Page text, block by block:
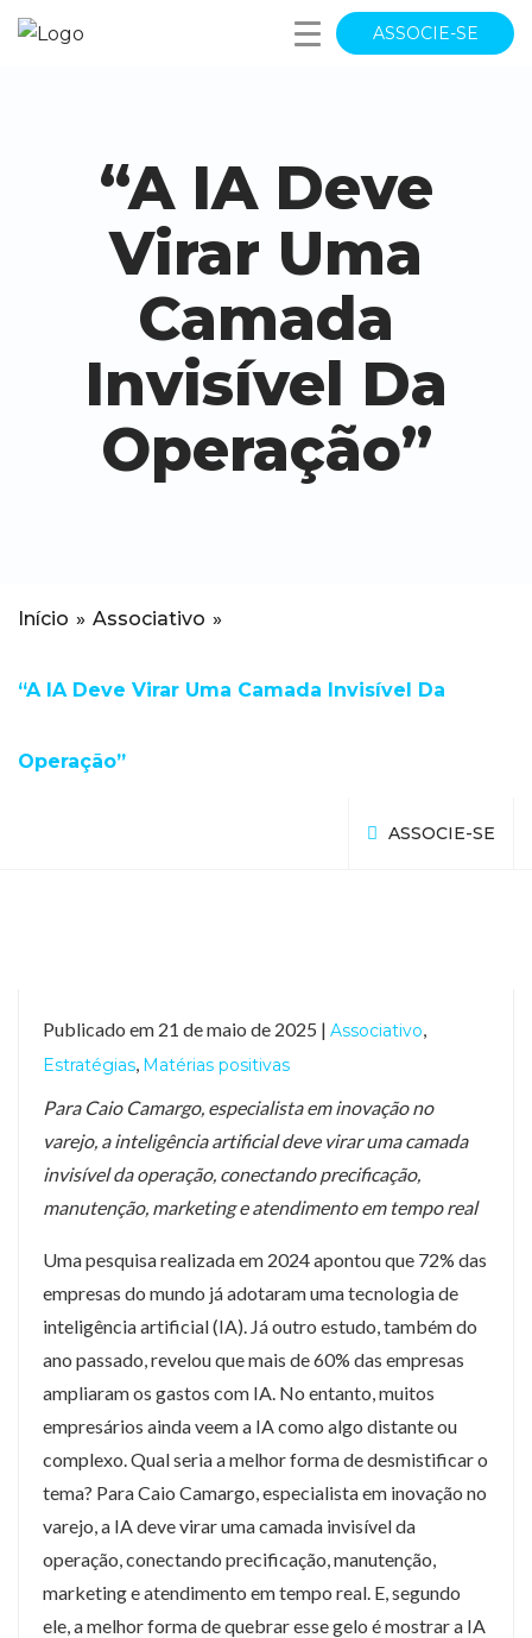
ASSOCIE-SE
“A IA Deve
Virar Uma
Camada
Invisível Da
Operação”
Início » Associativo »
“A IA Deve Virar Uma Camada Invisível Da
Operação”
ASSOCIE-SE
Publicado em 21 de maio de 2025 | Associativo,
Estratégias, Matérias positivas
Para Caio Camargo, especialista em inovação no
varejo, a inteligência artificial deve virar uma camada
invisível da operação, conectando precificação,
manutenção, marketing e atendimento em tempo real
Uma pesquisa realizada em 2024 apontou que 72% das
empresas do mundo já adotaram uma tecnologia de
inteligência artificial (IA). Já outro estudo, também do
ano passado, revelou que mais de 60% das empresas
ampliaram os gastos com IA. No entanto, muitos
empresários ainda veem a IA como algo distante ou
complexo. Qual seria a melhor forma de desmistificar o
tema? Para Caio Camargo, especialista em inovação no
varejo, a IA deve virar uma camada invisível da
operação, conectando precificação, manutenção,
marketing e atendimento em tempo real. E, segundo
ele, a melhor forma de quebrar esse gelo é mostrar a IA